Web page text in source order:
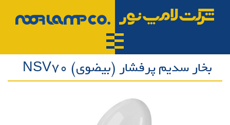
بخار سدیم پرفشار (بیضوی)‌ NSV70